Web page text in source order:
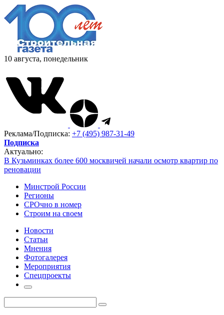
10 августа, понедельник
Реклама/Подписка: +7 (495) 987-31-49
Подписка
Актуально:
В Кузьминках более 600 москвичей начали осмотр квартир по
реновации
Минстрой России
Регионы
СРОчно в номер
Строим на своем
Новости
Статьи
Мнения
Фотогалерея
Мероприятия
Спецпроекты